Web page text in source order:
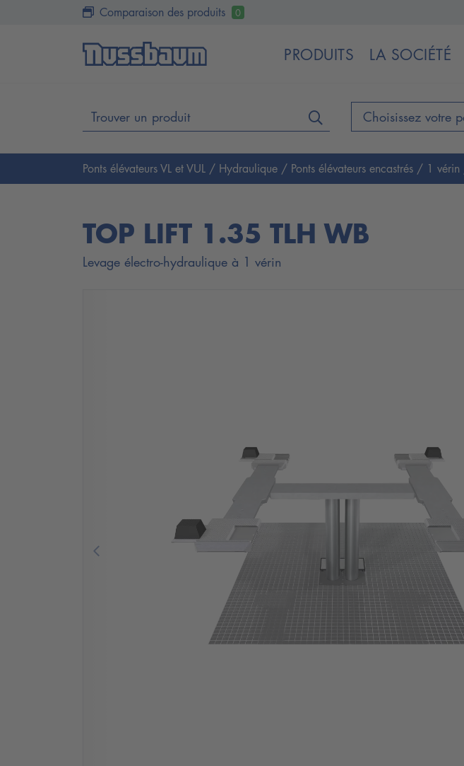
Comparaison des produits 0
PRODUITS LA SOCIÉTÉ
Ponts élévateurs VL et VUL / Hydraulique / Ponts élévateurs encastrés / 1 vérin
TOP LIFT 1.35 TLH WB
Levage électro-hydraulique à 1 vérin
Previous